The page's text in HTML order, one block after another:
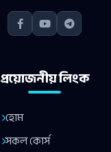
প্রয়োজনীয় লিংক
হোম
সকল কোর্স